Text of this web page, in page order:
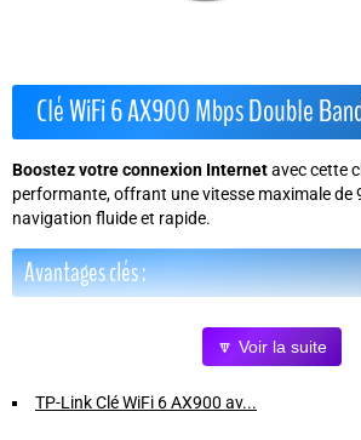
Clé WiFi 6 AX900 Mbps Double
Boostez votre connexion Internetavec cette
performante, offrant une vitesse maximale de
navigation fluide et rapide.
Avantages clés :
Connexion stable et sécurisée :Supporte
WEP, WPA, WPA2 et WPA3-SAE, garantissant
latence pour un flux wifi plus fluide, idéal pour
🔽 Voir la suite
TP-Link Clé WiFi 6 AX900 av...